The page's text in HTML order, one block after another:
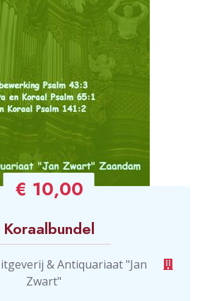
€ 10,00
Koraalbundel
& Antiquariaat "Jan
Zwart"